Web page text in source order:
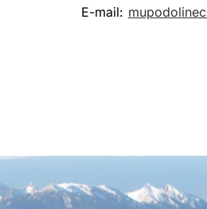
E-mail: